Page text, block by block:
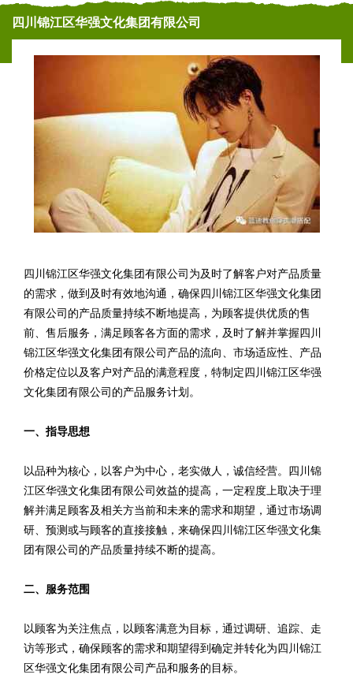
四川锦江区华强文化集团有限公司
四川锦江区华强文化集团有限公司为及时了解客户对产品质量
的需求，做到及时有效地沟通，确保四川锦江区华强文化集团
有限公司的产品质量持续不断地提高，为顾客提供优质的售
前、售后服务，满足顾客各方面的需求，及时了解并掌握四川
锦江区华强文化集团有限公司产品的流向、市场适应性、产品
价格定位以及客户对产品的满意程度，特制定四川锦江区华强
文化集团有限公司的产品服务计划。
一、指导思想
以品种为核心，以客户为中心，老实做人，诚信经营。四川锦
江区华强文化集团有限公司效益的提高，一定程度上取决于理
解并满足顾客及相关方当前和未来的需求和期望，通过市场调
研、预测或与顾客的直接接触，来确保四川锦江区华强文化集
团有限公司的产品质量持续不断的提高。
二、服务范围
以顾客为关注焦点，以顾客满意为目标，通过调研、追踪、走
访等形式，确保顾客的需求和期望得到确定并转化为四川锦江
区华强文化集团有限公司产品和服务的目标。